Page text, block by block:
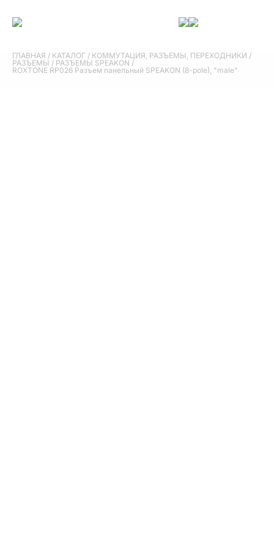
ГЛАВНАЯ / КАТАЛОГ / КОММУТАЦИЯ, РАЗЪЕМЫ, ПЕРЕХОДНИКИ /
РАЗЪЕМЫ / РАЗЪЕМЫ SPEAKON /
ROXTONE RP026 Разъем панельный SPEAKON (8-pole), "male"